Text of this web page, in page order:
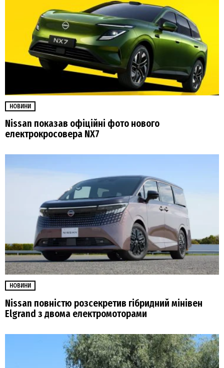
НОВИНИ
Nissan показав офіційні фото нового
електрокросовера NX7
НОВИНИ
Nissan повністю розсекретив гібридний мінівен
Elgrand з двома електромоторами